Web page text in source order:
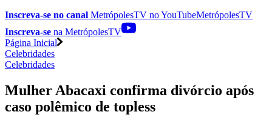
Inscreva-se no canal MetrópolesTV noYouTubeMetrópolesTV
Inscreva-se na MetrópolesTV
Página Inicial
Celebridades
Celebridades
Mulher Abacaxi confirma divórcio após
caso polêmico de topless